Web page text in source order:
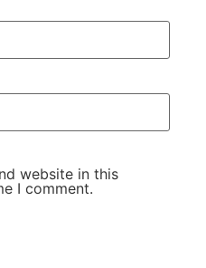
website in this
I comment.